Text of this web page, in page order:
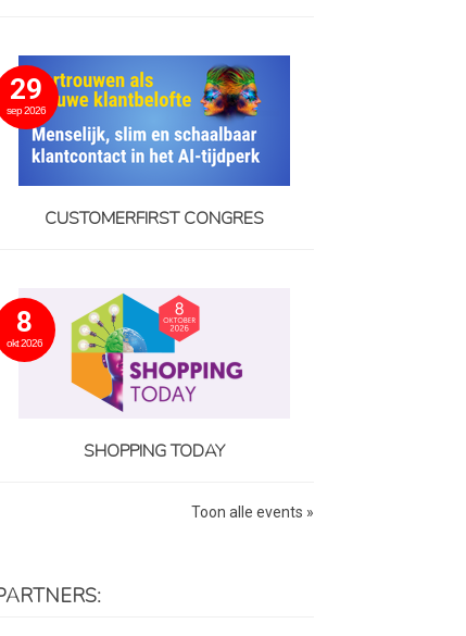
29
sep 2026
CUSTOMERFIRST CONGRES
8
okt 2026
SHOPPING TODAY
Toon alle events »